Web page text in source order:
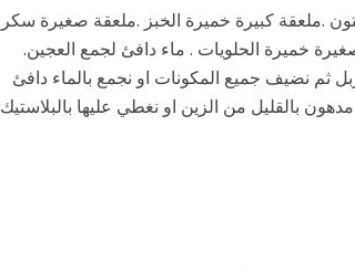
خميرة الحلويات . ماء دافئ لجمع العجين.
نضيف جميع المكونات او نجمع بالماء دافئ
بالقليل من الزين او نغطي عليها بالبلاستيك